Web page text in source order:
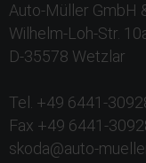
Auto-Müller GmbH
Wilhelm-Loh-Str.
D-35578 Wetzlar
Tel. +49 6441-
Fax +49 6441-
skoda@auto-